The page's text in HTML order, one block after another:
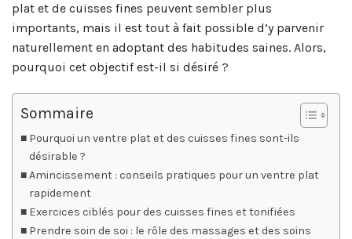
plat et de cuisses fines peuvent sembler plus
importants, mais il est tout à fait possible d’y parvenir
naturellement en adoptant des habitudes saines. Alors,
pourquoi cet objectif est-il si désiré ?
Sommaire
Pourquoi un ventre plat et des cuisses fines sont-ils
désirable ?
Amincissement : conseils pratiques pour un ventre plat
rapidement
Exercices ciblés pour des cuisses fines et tonifiées
Prendre soin de soi : le rôle des massages et des soins